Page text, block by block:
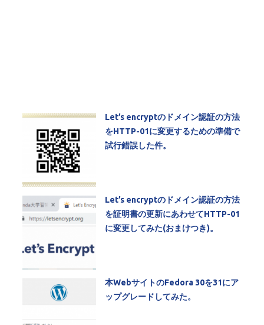
Let’s encryptのドメイン認証の方法
をHTTP-01に変更するための準備で
試行錯誤した件。
Let’s encryptのドメイン認証の方法
を証明書の更新にあわせてHTTP-01
に変更してみた(おまけつき)。
本WebサイトのFedora 30を31にア
ップグレードしてみた。